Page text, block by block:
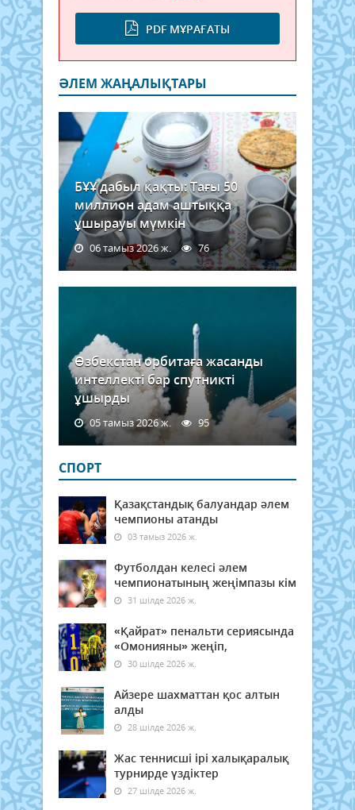
PDF МҰРАҒАТЫ
ӘЛЕМ ЖАҢАЛЫҚТАРЫ
БҰҰ дабыл қақты: Тағы 50
миллион адам аштыққа
ұшырауы мүмкін
06 тамыз 2026 ж. 76
Өзбекстан орбитаға жасанды
интеллекті бар спутникті
ұшырды
05 тамыз 2026 ж. 95
СПОРТ
Қазақстандық балуандар әлем
чемпионы атанды
03 тамыз 2026 ж.
Футболдан келесі әлем
чемпионатының жеңімпазы кім
31 шілде 2026 ж.
«Қайрат» пенальти сериясында
«Омонияны» жеңіп,
30 шілде 2026 ж.
Айзере шахматтан қос алтын
алды
28 шілде 2026 ж.
Жас теннисші ірі халықаралық
турнирде үздіктер
27 шілде 2026 ж.